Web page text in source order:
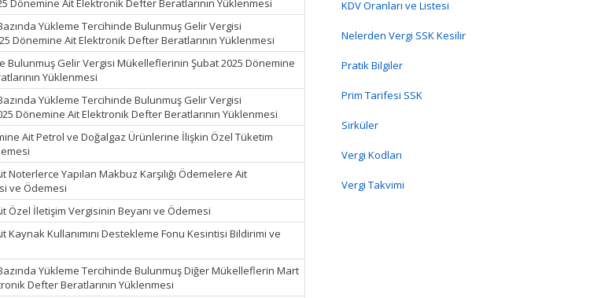
Dönemine Ait Elektronik Defter Beratlarının Yüklenmesi
Yükleme Tercihinde Bulunmuş Gelir Vergisi
Dönemine Ait Elektronik Defter Beratlarının Yüklenmesi
Bulunmuş Gelir Vergisi Mükelleflerinin Şubat 2025 Dönemine
Yüklenmesi
Yükleme Tercihinde Bulunmuş Gelir Vergisi
Dönemine Ait Elektronik Defter Beratlarının Yüklenmesi
Ait Petrol ve Doğalgaz Ürünlerine İlişkin Özel Tüketim
Noterlerce Yapılan Makbuz Karşılığı Ödemelere Ait
ve Ödemesi
Özel İletişim Vergisinin Beyanı ve Ödemesi
Kaynak Kullanımını Destekleme Fonu Kesintisi Bildirimi ve
Yükleme Tercihinde Bulunmuş Diğer Mükelleflerin Mart
Defter Beratlarının Yüklenmesi
KDV Oranları ve Listesi
Nelerden Vergi SSK Kesilir
Pratik Bilgiler
Prim Tarifesi SSK
Sirküler
Vergi Kodları
Vergi Takvimi